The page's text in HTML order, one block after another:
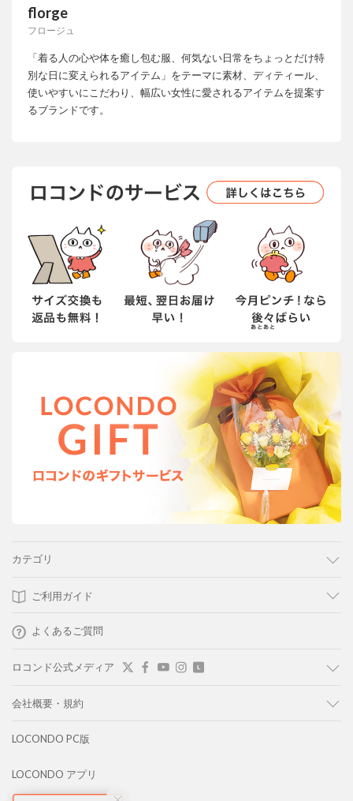
florge
フロージュ
「着る人の心や体を癒し包む服、何気ない日常をちょっとだけ特
別な日に変えられるアイテム」をテーマに素材、ディティール、
使いやすいにこだわり、幅広い女性に愛されるアイテムを提案す
るブランドです。
カテゴリ
ご利用ガイド
よくあるご質問
ロコンド公式メディア
会社概要・規約
LOCONDO PC版
LOCONDO アプリ